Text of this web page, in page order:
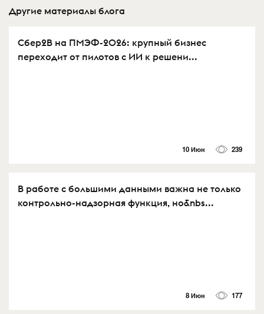
Другие материалы блога
Сбер2B на ПМЭФ-2026: крупный бизнес
переходит от пилотов с ИИ к решени...
10 Июн 239
В работе с большими данными важна не только
контрольно-надзорная функция, но&nbs...
8 Июн 177